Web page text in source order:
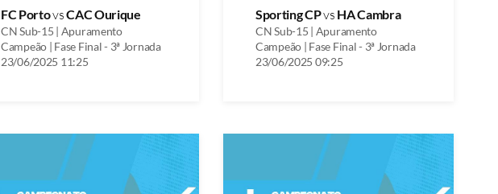
FC PortovsCAC Ourique
CN Sub-15 | Apuramento
Campeão | Fase Final - 3ª Jornada
23/06/2025 11:25
Sporting CPvs HA Cambra
CN Sub-15 | Apuramento
Campeão | Fase Final - 3ª Jornada
23/06/2025 09:25